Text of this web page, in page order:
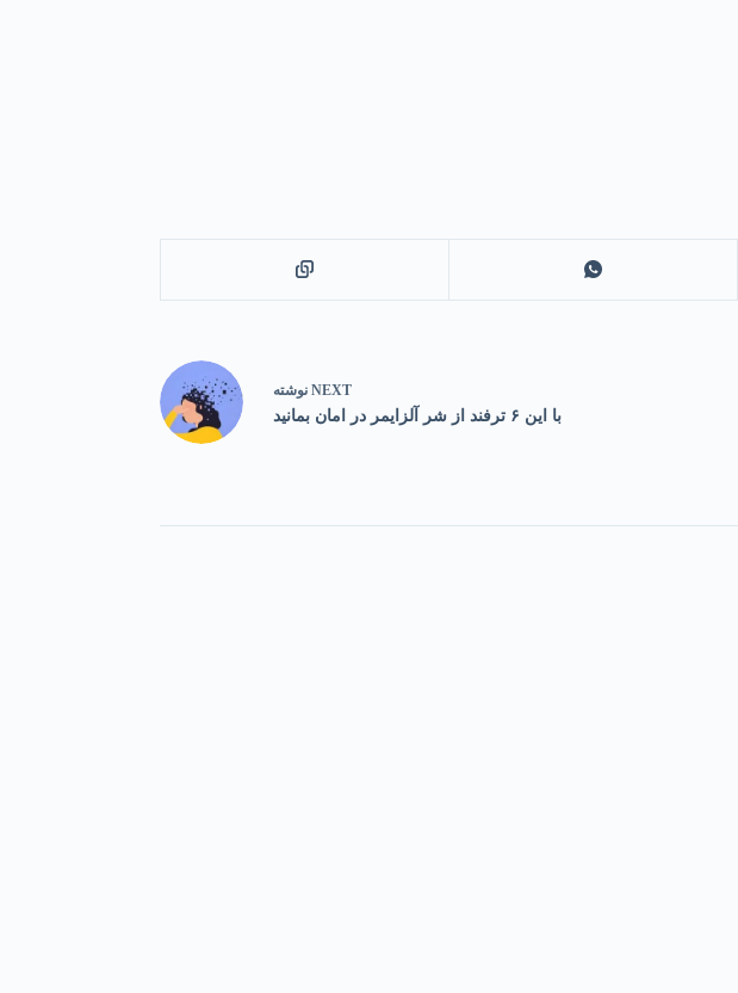
NEXT نوشته
با این ۶ ترفند از شر آلزایمر در امان بمانید